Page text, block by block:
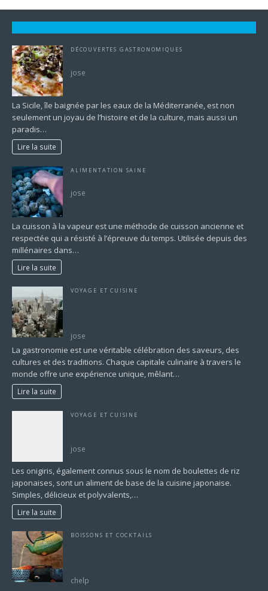
DÉCOUVERTES GASTRONOMIQUES
jose
La Sicile, île baignée par les eaux de la Méditerranée, est non
seulement un joyau de l’histoire et de la culture, mais aussi un
paradis…
Lire la suite
ALIMENTATION SAINE
jose
La cuisson à la vapeur est une méthode de cuisson ancienne et
respectée qui a résisté à l’épreuve du temps. Utilisée depuis des
millénaires dans…
Lire la suite
VOYAGE ET CUISINE
jose
La gastronomie est une véritable célébration des saveurs, des
cultures et des traditions. Chaque capitale culinaire à travers le
monde offre une expérience unique, mêlant…
Lire la suite
VOYAGE ET CUISINE
jose
Les onigiris, également connus sous le nom de boulettes de riz
japonaises, sont un aliment de base de la cuisine japonaise.
Simples, délicieux et polyvalents,…
Lire la suite
BOISSONS ET COCKTAILS
chelp